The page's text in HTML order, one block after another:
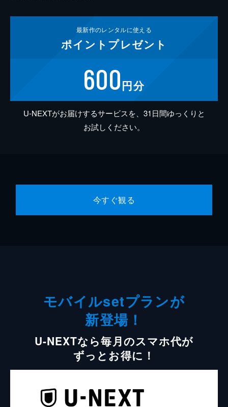
最新作のレンタルに使える
ポイント プレゼント
600円分
U-NEXTがお届けするサービスを、31日間ゆっくりと
お試しください。
今すぐ観る
モバイルsetプランが
新登場！
U-NEXTなら毎月のスマホ代が
ずっとお得に！